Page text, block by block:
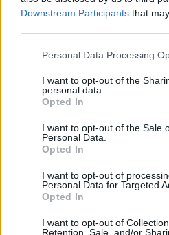
Downstream Participants that
Please note that this website/app
not limited to your visit or usage
grant or deny consent to Google
use your data for below specified
consent section.
Personal Data Processing
I want to opt-out of the
personal data.
Opted In
I want to opt-out of the Sale
Personal Data.
Opted In
I want to opt-out of
Personal Data for Targeted
Opted In
I want to opt-out of
Retention, Sale, and/or
ahol elmondtuk, honnan
üzletembereket angolul
kötetlenebbé váljanak a
Balatonnál egy brit
tájak mellett a
akikkel a Tűzföld Nemzeti
A Drake átjáró ebben a
mutatta, vagyis Drake Lake
Eddig. Minket már